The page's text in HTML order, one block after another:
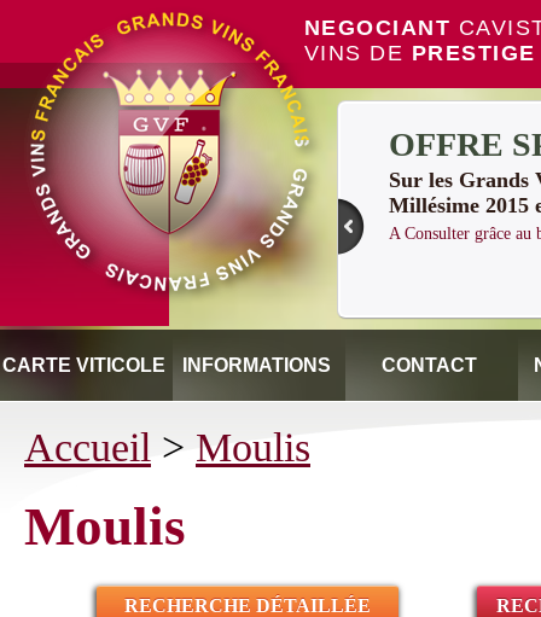
NEGOCIANT
VINS DE PRESTIGE
OFFRE
Sur les Grands
Millésime 2015
A Consulter grâce
CARTE VITICOLE INFORMATIONS CONTACT
Accueil > Moulis
Moulis
RECHERCHE DÉTAILLÉE